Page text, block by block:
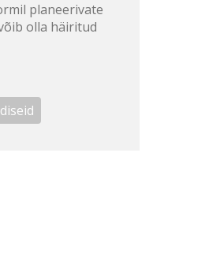
planeerivate
olla häiritud